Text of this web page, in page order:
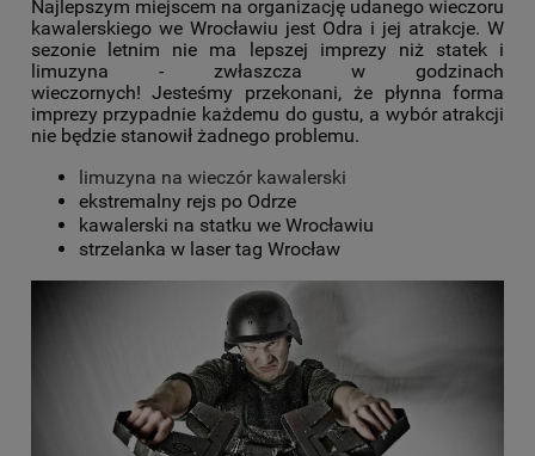
Najlepszym miejscem na organizację udanego wieczoru
kawalerskiego we Wrocławiu jest Odra i jej atrakcje. W
sezonie letnim nie ma lepszej imprezy niż statek i
limuzyna - zwłaszcza w godzinach
wieczornych! Jesteśmy przekonani, że płynna forma
imprezy przypadnie każdemu do gustu, a wybór atrakcji
nie będzie stanowił żadnego problemu.
limuzyna na wieczór kawalerski
ekstremalny rejs po Odrze
kawalerski na statku we Wrocławiu
strzelanka w laser tag Wrocław